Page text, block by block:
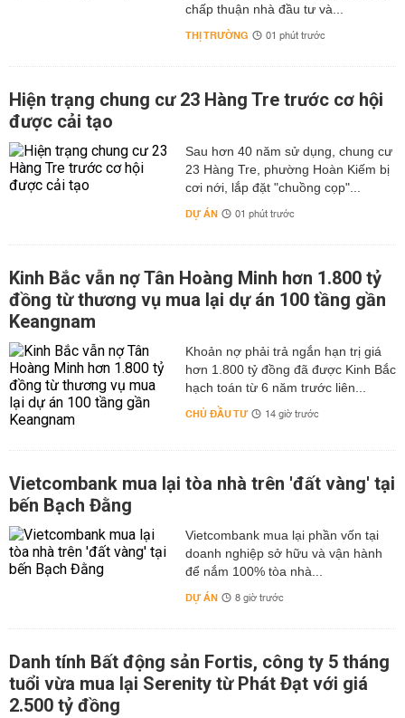
chấp thuận nhà đầu tư và...
THỊ TRƯỜNG 01 phút trước
Hiện trạng chung cư 23 Hàng Tre trước cơ hội
được cải tạo
Sau hơn 40 năm sử dụng, chung cư
23 Hàng Tre, phường Hoàn Kiếm bị
cơi nới, lắp đặt "chuồng cọp"...
DỰ ÁN 01 phút trước
Kinh Bắc vẫn nợ Tân Hoàng Minh hơn 1.800 tỷ
đồng từ thương vụ mua lại dự án 100 tầng gần
Keangnam
hơn 1.800 tỷ đồng đã được Kinh Bắc
hạch toán từ 6 năm trước liên...
CHỦ ĐẦU TƯ 14 giờ trước
Vietcombank mua lại tòa nhà trên 'đất vàng' tại
bến Bạch Đằng
Vietcombank mua lại phần vốn tại
doanh nghiệp sở hữu và vận hành
để nắm 100% tòa nhà...
DỰ ÁN 8 giờ trước
Danh tính Bất động sản Fortis, công ty 5 tháng
tuổi vừa mua lại Serenity từ Phát Đạt với giá
2.500 tỷ đồng